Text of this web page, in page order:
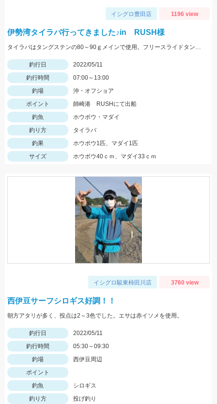
イシグロ豊田店 1196 view
伊勢湾タイラバ行ってきました♪in RUSH様
タイラバはタングステンの80～90ｇメインで使用。フリースライドタングステンの反応◎ボトムを丁寧に探ることがキモでした。
釣行日
2022/05/11
釣行時間
07:00～13:00
釣場
沖・オフショア
ポイント
師崎港 RUSHにて出船
釣魚
ホウボウ・マダイ
釣り方
タイラバ
釣果
ホウボウ1匹、マダイ1匹
サイズ
ホウボウ40ｃｍ、マダイ33ｃｍ
イシグロ駿東柿田川店 3760 view
西伊豆サーフシロギス好調！！
朝方アタリが多く、投点は2～3色でした。エサは赤イソメを使用。
釣行日
2022/05/11
釣行時間
05:30～09:30
釣場
西伊豆周辺
ポイント
釣魚
シロギス
釣り方
投げ釣り